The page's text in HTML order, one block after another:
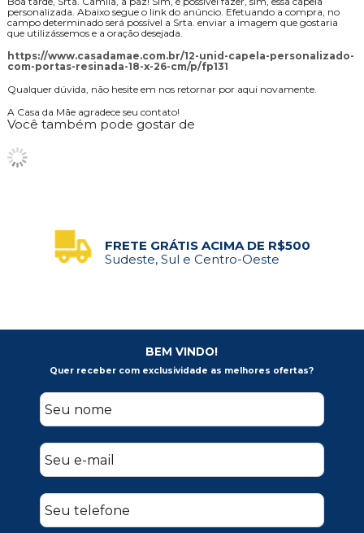
personalizada. Abaixo segue o link do anúncio. Efetuando a compra, no
campo determinado será possível a Srta. enviar a imagem que gostaria
que utilizássemos e a oração desejada.
https://www.casadamae.com.br/12-unid-capela-personalizado-
com-portas-resinada-18-x-26-cm/p/fp131
Qualquer dúvida, não hesite em nos retornar por aqui novamente.
A Casa da Mãe agradece seu contato!
Você também pode gostar de
FRETE GRÁTIS ACIMA DE R$500
Sudeste, Sul e Centro-Oeste
BEM VINDO!
Quer receber com exclusividade as melhores ofertas?